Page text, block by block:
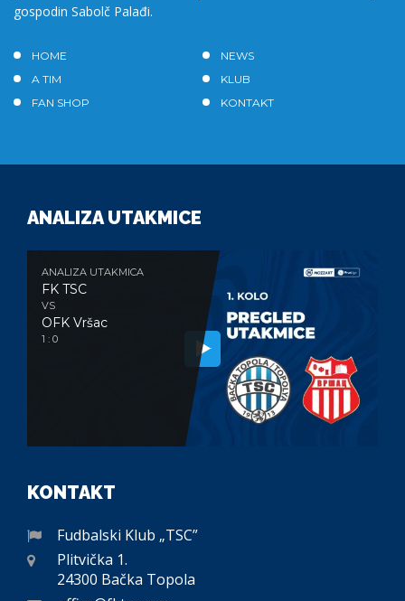
gospodin Sabolč Palađi.
HOME
NEWS
A TIM
KLUB
FAN SHOP
KONTAKT
ANALIZA UTAKMICE
ANALIZA UTAKMICA
FK TSC
VS
OFK Vršac
1 : 0
KONTAKT
Fudbalski Klub „TSC”
Plitvička 1.
24300 Bačka Topola